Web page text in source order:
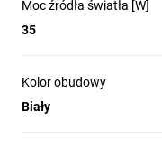
Moc źródła światła [W]
35
Kolor obudowy
Biały